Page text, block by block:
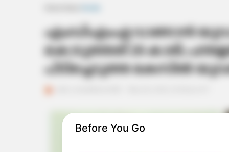
എംഡിഎംഎ വാങ്ങാൻ
കൊടുത്തത് 29 കാരി;
പിടിച്ചെടുത്ത കേസിൽ
Before You Go